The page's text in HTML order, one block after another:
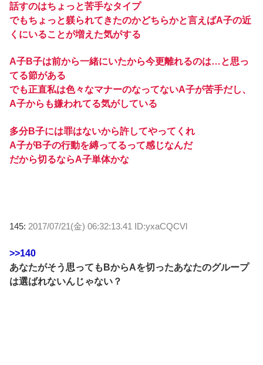
話すのはちょっと苦手なタイプ
でもちょっと躾られてきたのかどちらかと言えばA子の近
くにいることが増えた気がする
A子B子は前から一緒にいたから今更離れるのは…と思っ
てる節がある
でも正直私は色々なマナーのなってないA子が苦手だし、
A子からも嫌われてる気がしている
多分B子には罪はないから許してやってくれ
A子がB子の行動を縛ってるって感じなんだ
だから切るならA子単体かな
145: 2017/07/21(金) 06:32:13.41 ID:yxaCQCVl
>>140
あなたがそう思ってもBからAを切ったあなたのグループ
は選ばれないんじゃない？